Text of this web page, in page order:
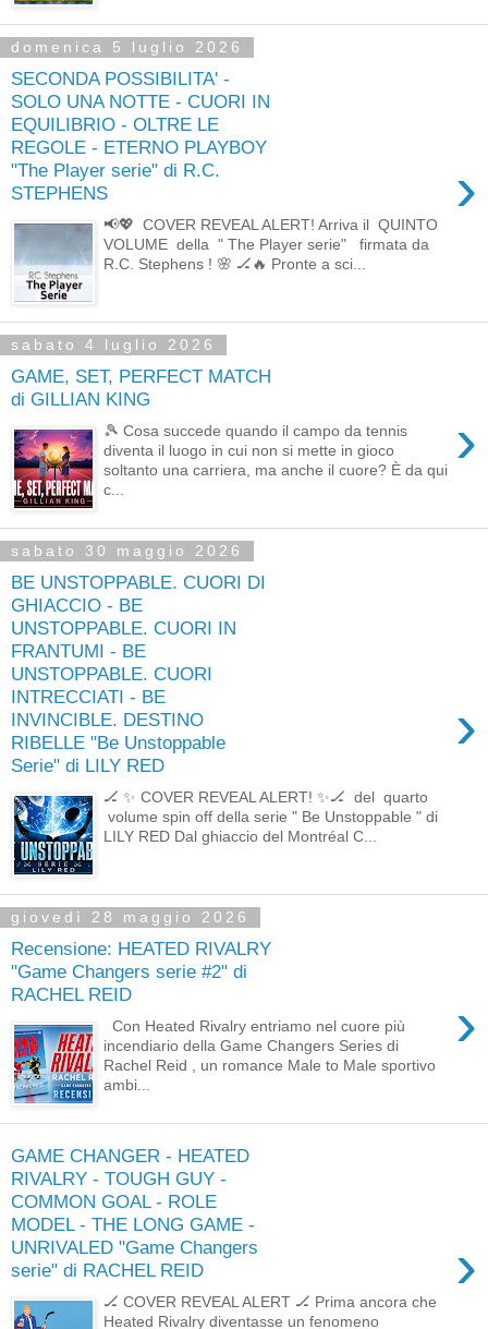
domenica 5 luglio 2026
SECONDA POSSIBILITA' -
SOLO UNA NOTTE - CUORI IN
EQUILIBRIO - OLTRE LE
REGOLE - ETERNO PLAYBOY
"The Player serie" di R.C.
STEPHENS
›
📢💖 COVER REVEAL ALERT! Arriva il QUINTO
VOLUME della " The Player serie" firmata da
R.C. Stephens ! 🌸 🏒🔥 Pronte a sci...
sabato 4 luglio 2026
GAME, SET, PERFECT MATCH
di GILLIAN KING
›
🎾 Cosa succede quando il campo da tennis
diventa il luogo in cui non si mette in gioco
soltanto una carriera, ma anche il cuore? È da qui
c...
sabato 30 maggio 2026
BE UNSTOPPABLE. CUORI DI
GHIACCIO - BE
UNSTOPPABLE. CUORI IN
FRANTUMI - BE
UNSTOPPABLE. CUORI
INTRECCIATI - BE
INVINCIBLE. DESTINO
RIBELLE "Be Unstoppable
Serie" di LILY RED
›
🏒 ✨ COVER REVEAL ALERT! ✨🏒 del quarto
volume spin off della serie " Be Unstoppable " di
LILY RED Dal ghiaccio del Montréal C...
giovedì 28 maggio 2026
Recensione: HEATED RIVALRY
"Game Changers serie #2" di
RACHEL REID
›
Con Heated Rivalry entriamo nel cuore più
incendiario della Game Changers Series di
Rachel Reid , un romance Male to Male sportivo
ambi...
GAME CHANGER - HEATED
RIVALRY - TOUGH GUY -
COMMON GOAL - ROLE
MODEL - THE LONG GAME -
UNRIVALED "Game Changers
serie" di RACHEL REID
›
🏒 COVER REVEAL ALERT 🏒 Prima ancora che
Heated Rivalry diventasse un fenomeno